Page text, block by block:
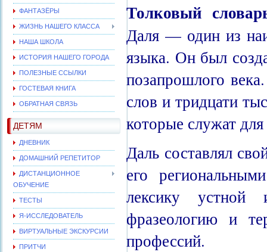
ФАНТАЗЁРЫ
ЖИЗНЬ НАШЕГО КЛАССА
НАША ШКОЛА
ИСТОРИЯ НАШЕГО ГОРОДА
ПОЛЕЗНЫЕ ССЫЛКИ
ГОСТЕВАЯ КНИГА
ОБРАТНАЯ СВЯЗЬ
ДЕТЯМ
ДНЕВНИК
ДОМАШНИЙ РЕПЕТИТОР
ДИСТАНЦИОННОЕ
ОБУЧЕНИЕ
ТЕСТЫ
Я-ИССЛЕДОВАТЕЛЬ
ВИРТУАЛЬНЫЕ ЭКСКУРСИИ
ПРИТЧИ
Толковый
Даля — один из
языка. Он был
позапрошлого
слов и тридцати
которые служат
Даль составлял
его
лексику устной
фразеологию и
профессий.